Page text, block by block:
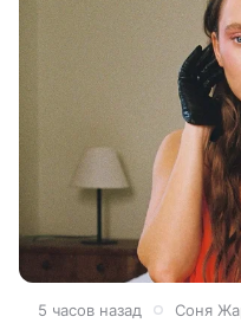
5 часов назад Соня